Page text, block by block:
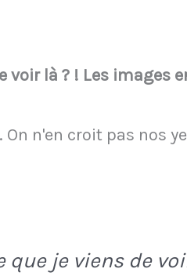
voir là ? ! Les images
On n'en croit pas nos
que je viens de